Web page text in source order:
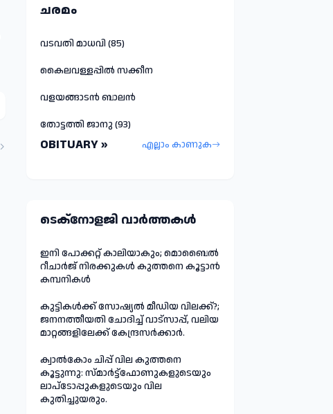
ചരമം
വടവതി മാധവി (85)
കൈലവള്ളപ്പിൽ സക്കീന
വളയങ്ങാടൻ ബാലൻ
തോട്ടത്തി ജാനു (93)
OBITUARY » എല്ലാം കാണുക
ടെക്നോളജി വാർത്തകള്‍
ഇനി പോക്കറ്റ് കാലിയാകും; മൊബൈൽ
റീചാർജ് നിരക്കുകൾ കുത്തനെ കൂട്ടാൻ
കമ്പനികൾ
കുട്ടികൾക്ക് സോഷ്യൽ മീഡിയ വിലക്ക്?;
ജനനത്തീയതി ചോദിച്ച് വാട്‌സാപ്പ്, വലിയ
മാറ്റങ്ങളിലേക്ക് കേന്ദ്രസർക്കാർ.
ക്വാൽകോം ചിപ്പ് വില കുത്തനെ
കൂട്ടുന്നു: സ്മാർട്ട്ഫോണുകളുടെയും
ലാപ്ടോപ്പുകളുടെയും വില
കുതിച്ചുയരും.